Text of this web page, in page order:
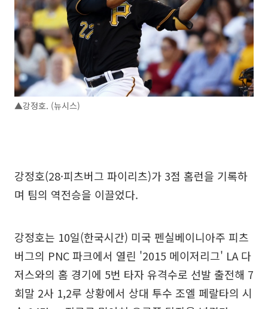
▲강정호. (뉴시스)
강정호(28·피츠버그 파이리츠)가 3점 홈런을 기록하
며 팀의 역전승을 이끌었다.
강정호는 10일(한국시간) 미국 펜실베이니아주 피츠
버그의 PNC 파크에서 열린 '2015 메이저리그' LA 다
저스와의 홈 경기에 5번 타자 유격수로 선발 출전해 7
회말 2사 1,2루 상황에서 상대 투수 조엘 페랄타의 시